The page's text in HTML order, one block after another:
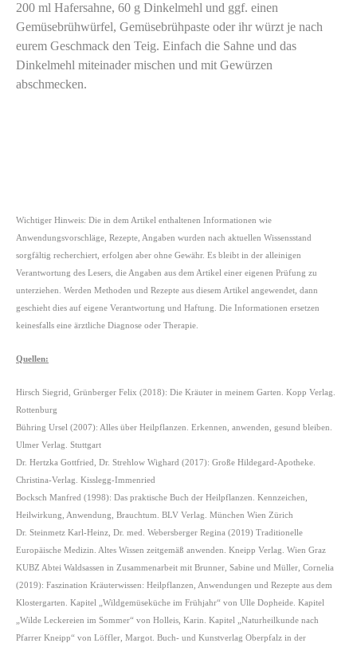
200 ml Hafersahne, 60 g Dinkelmehl und ggf. einen
Gemüsebrühwürfel, Gemüsebrühpaste oder ihr würzt je nach
eurem Geschmack den Teig. Einfach die Sahne und das
Dinkelmehl miteinader mischen und mit Gewürzen
abschmecken.
Wichtiger Hinweis: Die in dem Artikel enthaltenen Informationen wie
Anwendungsvorschläge, Rezepte, Angaben wurden nach aktuellen Wissensstand
sorgfältig recherchiert, erfolgen aber ohne Gewähr. Es bleibt in der alleinigen
Verantwortung des Lesers, die Angaben aus dem Artikel einer eigenen Prüfung zu
unterziehen. Werden Methoden und Rezepte aus diesem Artikel angewendet, dann
geschieht dies auf eigene Verantwortung und Haftung. Die Informationen ersetzen
keinesfalls eine ärztliche Diagnose oder Therapie.
Quellen:
Hirsch Siegrid, Grünberger Felix (2018): Die Kräuter in meinem Garten. Kopp Verlag.
Rottenburg
Bühring Ursel (2007): Alles über Heilpflanzen. Erkennen, anwenden, gesund bleiben.
Ulmer Verlag. Stuttgart
Dr. Hertzka Gottfried, Dr. Strehlow Wighard (2017): Große Hildegard-Apotheke.
Christina-Verlag. Kisslegg-Immenried
Bocksch Manfred (1998): Das praktische Buch der Heilpflanzen. Kennzeichen,
Heilwirkung, Anwendung, Brauchtum. BLV Verlag. München Wien Zürich
Dr. Steinmetz Karl-Heinz, Dr. med. Webersberger Regina (2019) Traditionelle
Europäische Medizin. Altes Wissen zeitgemäß anwenden. Kneipp Verlag. Wien Graz
KUBZ Abtei Waldsassen in Zusammenarbeit mit Brunner, Sabine und Müller, Cornelia
(2019): Faszination Kräuterwissen: Heilpflanzen, Anwendungen und Rezepte aus dem
Klostergarten. Kapitel „Wildgemüseküche im Frühjahr“ von Ulle Dopheide. Kapitel
„Wilde Leckereien im Sommer“ von Holleis, Karin. Kapitel „Naturheilkunde nach
Pfarrer Kneipp“ von Löffler, Margot. Buch- und Kunstverlag Oberpfalz in der